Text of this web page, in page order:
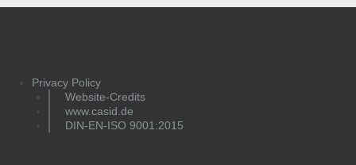
Privacy Policy
Website-Credits
www.casid.de
DIN-EN-ISO 9001:2015